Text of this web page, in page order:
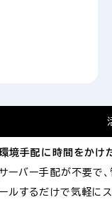
境手配に時間をかけ
ーバー手配が不要で
ールするだけで気軽に